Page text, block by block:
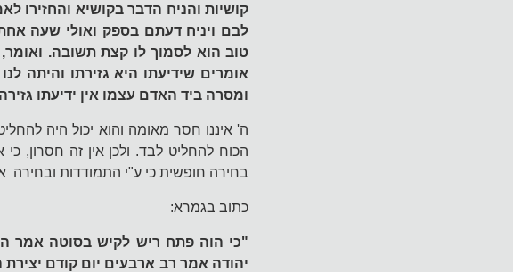
קושיות והניח הדבר בקושיא והחזירו
לבם ויניח דעתם בספק ואולי שעה
טוב הוא לסמוך לו קצת תשובה.
אומרים שידיעתו היא גזירתו והיתה
ומסרה ביד האדם עצמו אין ידיעתו
ה' איננו חסר מאומה והוא יכול היה
הכוח להחליט לבד. ולכן אין זה חסרון,
בחירה חופשית כי ע"י התמודדות ובחירה
כתוב בגמרא:
"כי הוה פתח ריש לקיש בסוטה אמר
יהודה אמר רב ארבעים יום קודם יצירת